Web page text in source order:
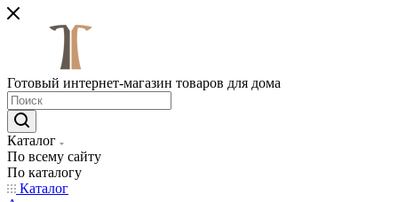
Готовый интернет-магазин товаров для дома
Каталог
По всему сайту
По каталогу
Каталог